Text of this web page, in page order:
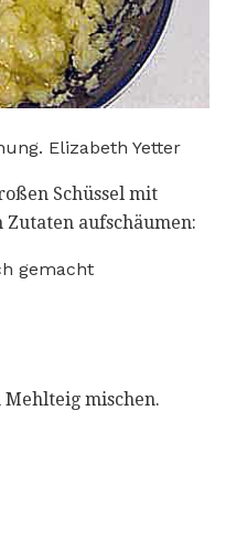
Elizabeth Yetter
Schüssel mit
aufschäumen:
gemacht
mischen.